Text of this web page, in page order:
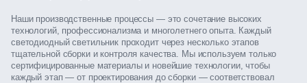
Наши производственные процессы — это сочетание высоких
технологий, профессионализма и многолетнего опыта. Каждый
светодиодный светильник проходит через несколько этапов
тщательной сборки и контроля качества. Мы используем только
сертифицированные материалы и новейшие технологии, чтобы
каждый этап — от проектирования до сборки — соответствовал